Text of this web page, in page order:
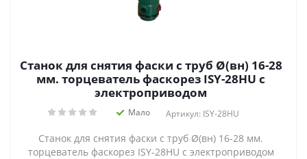
Станок для снятия фаски с труб Ø(вн) 16-28
мм. торцеватель фаскорез ISY-28HU с
электроприводом
Мало Артикул: ISY-28HU
Станок для снятия фаски с труб Ø(вн) 16-28 мм.
торцеватель фаскорез ISY-28HU с электроприводом